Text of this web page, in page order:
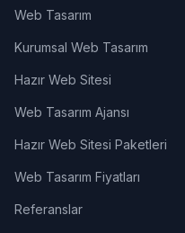
Web Tasarım
Kurumsal Web Tasarım
Hazır Web Sitesi
Web Tasarım Ajansı
Hazır Web Sitesi Paketleri
Web Tasarım Fiyatları
Referanslar